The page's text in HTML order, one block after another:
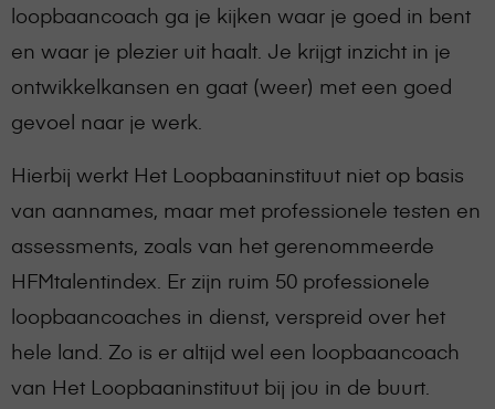
loopbaancoach ga je kijken waar je goed in bent
en waar je plezier uit haalt. Je krijgt inzicht in je
ontwikkelkansen en gaat (weer) met een goed
gevoel naar je werk.
Hierbij werkt Het Loopbaaninstituut niet op basis
van aannames, maar met professionele testen en
assessments, zoals van het gerenommeerde
HFMtalentindex. Er zijn ruim 50 professionele
loopbaancoaches in dienst, verspreid over het
hele land. Zo is er altijd wel een loopbaancoach
van Het Loopbaaninstituut bij jou in de buurt.